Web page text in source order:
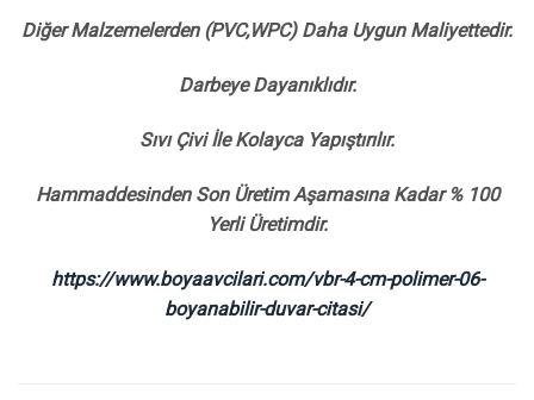
Diğer Malzemelerden (PVC,WPC) Daha Uygun Maliyettedir.
Darbeye Dayanıklıdır.
Sıvı Çivi İle Kolayca Yapıştırılır.
Hammaddesinden Son Üretim Aşamasına Kadar % 100
Yerli Üretimdir.
https://www.boyaavcilari.com/vbr-4-cm-polimer-06-
boyanabilir-duvar-citasi/